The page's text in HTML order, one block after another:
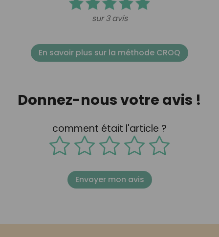
sur 3 avis
En savoir plus sur la méthode CROQ
Donnez-nous votre avis !
comment était l'article ?
Envoyer mon avis